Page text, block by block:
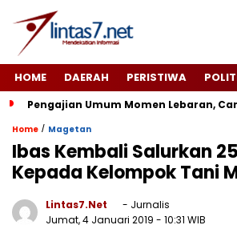
HOME DAERAH PERISTIWA
Pengajian Umum Momen Lebaran,
Home / Magetan
Ibas Kembali Salurkan
Kepada Kelompok Tani
Lintas7.net
- Jurnalis
Jumat, 4 Januari 2019 - 10:31 WIB